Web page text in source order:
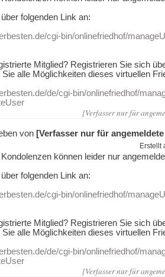
folgenden Link an:
cgi-bin/onlinefriedhof/
Mitglied? Registrieren Sie sich
alle Möglichkeiten dieses virtuellen
de/cgi-bin/onlinefriedhof/
[Verfasser nur für
von [Verfasser nur für
Erstellt
können leider nur
folgenden Link an:
cgi-bin/onlinefriedhof/
Mitglied? Registrieren Sie sich
alle Möglichkeiten dieses virtuellen
de/cgi-bin/onlinefriedhof/
[Verfasser nur für